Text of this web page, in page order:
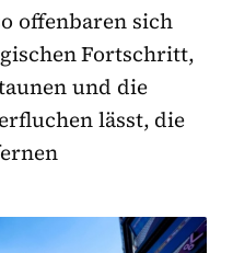
offenbaren sich
Fortschritt,
und die
lässt, die